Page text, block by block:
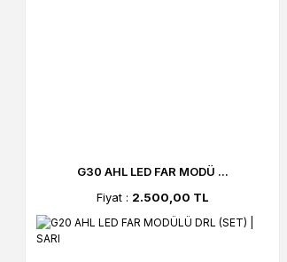
G30 AHL LED FAR MODÜ ...
Fiyat : 2.500,00 TL